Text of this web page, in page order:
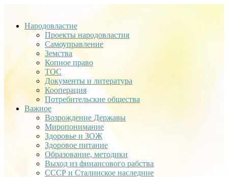
Народовластие
Проекты народовластия
Самоуправление
Земства
Копное право
ТОС
Документы и литература
Кооперация
Потребительские общества
Важное
Возрождение Державы
Миропонимание
Здоровье и ЗОЖ
Здоровое питание
Образование, методики
Выход из финансового рабства
СССР и Сталинское наследние